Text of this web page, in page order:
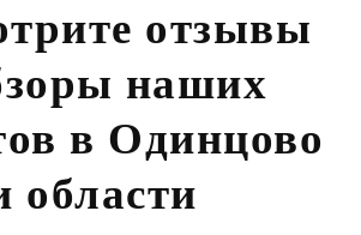
отзывы
наших
в Одинцово
области